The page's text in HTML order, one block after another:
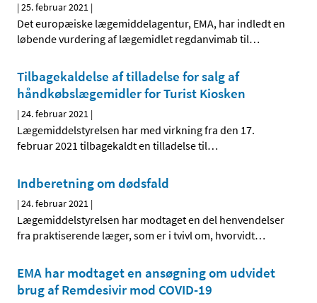
|25. februar 2021 |
Det europæiske lægemiddelagentur, EMA, har indledt en
løbende vurdering af lægemidlet regdanvimab til…
Tilbagekaldelse af tilladelse for salg af
håndkøbslægemidler for Turist Kiosken
|24. februar 2021 |
Lægemiddelstyrelsen har med virkning fra den 17.
februar 2021 tilbagekaldt en tilladelse til…
Indberetning om dødsfald
|24. februar 2021 |
Lægemiddelstyrelsen har modtaget en del henvendelser
fra praktiserende læger, som er i tvivl om, hvorvidt…
EMA har modtaget en ansøgning om udvidet
brug af Remdesivir mod COVID-19